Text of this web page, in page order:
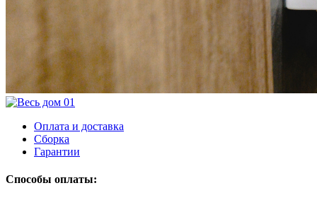
Оплата и доставка
Сборка
Гарантии
Способы оплаты: